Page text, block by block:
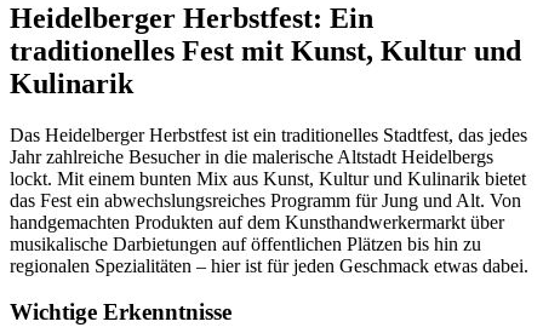
Heidelberger Herbstfest: Ein
traditionelles Fest mit Kunst, Kultur und
Kulinarik
Das Heidelberger Herbstfest ist ein traditionelles Stadtfest, das jedes
Jahr zahlreiche Besucher in die malerische Altstadt Heidelbergs
lockt. Mit einem bunten Mix aus Kunst, Kultur und Kulinarik bietet
das Fest ein abwechslungsreiches Programm für Jung und Alt. Von
handgemachten Produkten auf dem Kunsthandwerkermarkt über
musikalische Darbietungen auf öffentlichen Plätzen bis hin zu
regionalen Spezialitäten – hier ist für jeden Geschmack etwas dabei.
Wichtige Erkenntnisse